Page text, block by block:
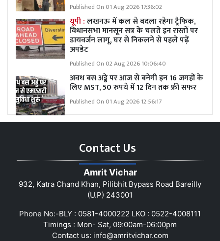
Published On 01 Aug 2026 17:36:02
यूपी :लखनऊ में कल से बदला रहेगा ट्रैफिक,
विधानसभा मानसून सत्र के चलते इन रास्तों पर
डायवर्जन लागू, घर से निकलने से पहले पढ़ें
अपडेट
Published On 02 Aug 2026 10:06:40
अवध बस अड्डे पर आज से बनेगी इन 16 जगहों के
लिए MST, 50 रुपये में 12 दिन तक फ्री सफर
Published On 01 Aug 2026 12:56:17
Contact Us
Amrit Vichar
932, Katra Chand Khan, Pilibhit Bypass Road Bareilly
(U.P) 243001
Phone No:-BLY : 0581-4000222 LKO : 0522-4008111
Timings : Mon- Sat, 09:00am-06:00pm
Contact us: info@amritvichar.com